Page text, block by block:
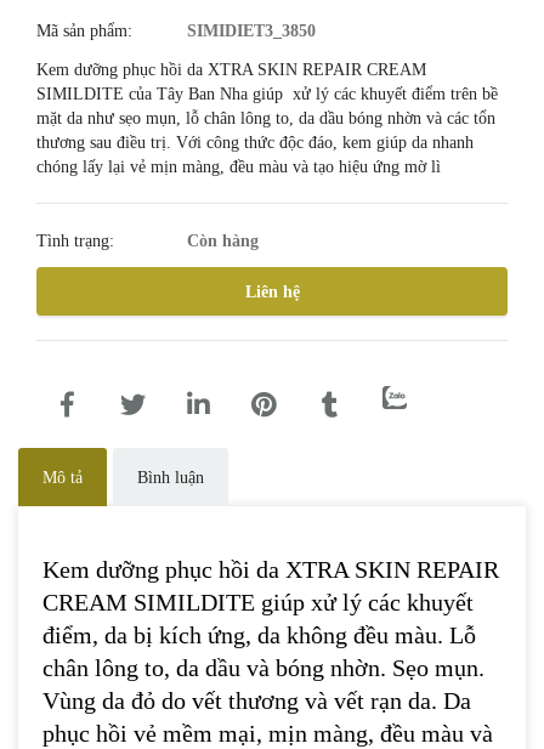
Mã sản phẩm:
SIMIDIET3_3850
Kem dưỡng phục hồi da XTRA SKIN REPAIR CREAM
SIMILDITE của Tây Ban Nha giúp xử lý các khuyết điểm trên bề
mặt da như sẹo mụn, lỗ chân lông to, da dầu bóng nhờn và các tổn
thương sau điều trị. Với công thức độc đáo, kem giúp da nhanh
chóng lấy lại vẻ mịn màng, đều màu và tạo hiệu ứng mờ lì
Tình trạng: Còn hàng
Liên hệ
Mô tả Bình luận
Kem dưỡng phục hồi da XTRA SKIN REPAIR
CREAM SIMILDITE giúp xử lý các khuyết
điểm, da bị kích ứng, da không đều màu. Lỗ
chân lông to, da dầu và bóng nhờn. Sẹo mụn.
Vùng da đỏ do vết thương và vết rạn da. Da
phục hồi vẻ mềm mại, mịn màng, đều màu và